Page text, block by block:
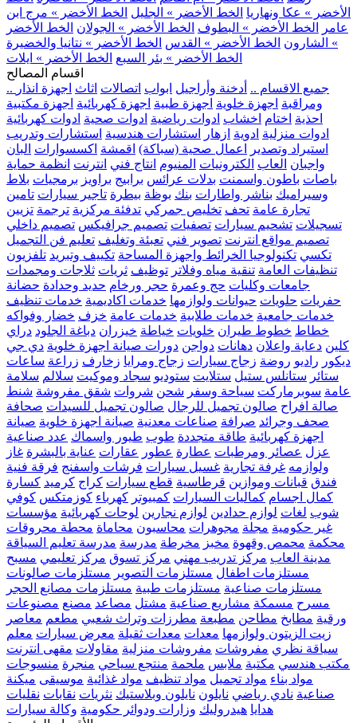
الأخضر » عكا ونهاريا الخط الأخضر » الجليل الخط الأخضر » مرج ابن
عامر
الخط الأخضر » البطوف الخط الأخضر » الجولان الخط الأخضر
» الشارون الخط الأخضر » القدس الخط الأخضر » نتانيا والخضيرة
الخط الأخضر » بئر السبع الخط الأخضر » ايلات
اقسام المصالح
.. جميع الاقسام .. أدخنة وأراجيل ابواب اتصالات اثاث اجهزة انذار
ومراقبة اجهزة خلوية اجهزة طبية اجهزة كهربائية اجهزة مكتبية
احذية اختام اخشاب ادوات رياضية ادوات صحية ادوات كهربائية
ادوات منزلية ادوية ازهار استشارات هندسية استشارات وتدريب
استيراد وتصدير
اعمال صحية (سباكة) اقمشة اكسسوارات البان
واجبان العاب الكترونيات المنيوم انتاج فني انترنت انظمة حماية
باصات باطون واسمنت بدلات عرائس برابيج براويز برمجيات بلاط
وسيراميك بناشر واطارات بنك بوظة بيطرة تاجير سيارات تامين
تجارة عامة تحف تخليص جمركي تدفئة مركزية ترجمة تزيين
تسجيلات تشحيم سيارات تصفيات تصميم جرافيكس تصميم داخلي
تصميم مواقع انترنت تصوير فني تعبئة وتغليف تعليم فن التجميل
تكسي تكنولوجيا الخرائط واجهزة المساحة تكييف وتبريد تلفزيون
تنظيفات العامة تنقية مياه وفلاتر توظيف ثريات ثلاجات ومجمدات
جامعات وكليات حج وعمرة حجر ورخام حديد وحدادة حضانة
حفريات حلويات حيوانات ولوازمها خدمات اكاديمية خدمات تنظيف
خدمات جامعية خدمات طلابية خدمات عامة خزف خضار وفواكه
خطاط خطوط طيران خلويات خياطة خيزران دباغة الجلود دراي
كلين دعاية واعلان دهانات دواجن دورات صيانة اجهزة خلوية دي جي
ديكور راديو روضة زجاج سيارات زجاج ومرايا زخارف زراعة ساعات
ستائر ستانلس ستيل ستلايت ستوديو سجاد وموكيت سلالم سلامة
عامة سوبرماركت سياحة وسفر شحن شروات شقق مفروشة شنط
صالة افراح صالون تجميل للرجال صالون تجميل للسيدات صحافة
صحف وجرائد صرافة صناعات معدنية صيانة اجهزة خلوية صيانة
اجهزة كهربائية طاقة متجددة طوب طيور واسماك عدد صناعية
عزل عصائر ومرطبات عطارة عطور عقارات عناية بالبشرة غاز
ولوازمه غرفة تجارية غسيل سيارات فرشات واسفنج فرقة فنية
فندق قبانات وموازين قرطاسية قطع سيارات كراج كرميد كسارة
كمال اجسام كماليات السيارات كمبيوتر كهرباء كوزمتكس كوفي
شوب لغات لوازم حدادين لوازم نجارين لوحات كهربائية مؤسسات
غير حكومية مجلة مجوهرات محاسبون محاماة محطة محروقات
محكمة محمص وقهوة مخبز مخرطة مدرسة مدرسة تعليم السياقة
مدينة العاب مركز تدريب مهني مركز تسوق مركز تعليمي مسبح
مستلزمات اطفال مستلزمات التصوير مستلزمات صالونات
مستلزمات صناعية مستلزمات طبية مستلزمات مصانع الحجر
مسرح مسمكة مشاريع صناعية مشتل مصاعد مصنع مصنوعات
ورقية مطابخ مطاحن مطبعة مطرزات وتراث شعبي مطعم معاصر
زيت الزيتون ولوازمها معدات معدات ثقيلة معرض سيارات معلم
سياقة نظري مفروشات مفروشات منزلية مقاولات مقهى انترنت
مكتب هندسي مكتبة ملابس ملحمة منتجع سياحي منجرة منسوجات
مواد بناء مواد تجميل مواد تنظيف مواد غذائية موسيقى ميكنة
صناعية نادي رياضي نايلون نايلون وبلاستيك نثريات نقابات نقليات
هدايا هيدروليك وزارات ودوائر حكومية وكالة سيارات